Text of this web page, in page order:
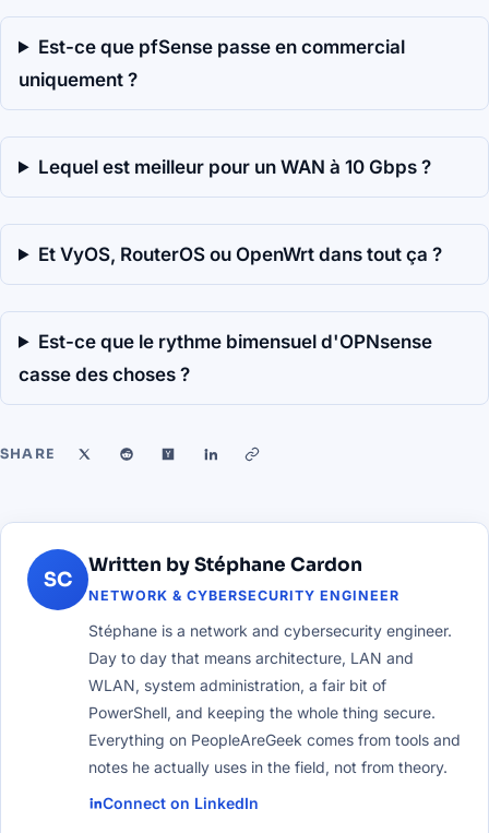
Est-ce que pfSense passe en commercial
uniquement ?
Lequel est meilleur pour un WAN à 10 Gbps ?
Et VyOS, RouterOS ou OpenWrt dans tout ça ?
Est-ce que le rythme bimensuel d'OPNsense
casse des choses ?
SHARE
SC
Written by Stéphane Cardon
NETWORK & CYBERSECURITY ENGINEER
Stéphane is a network and cybersecurity engineer.
Day to day that means architecture, LAN and
WLAN, system administration, a fair bit of
PowerShell, and keeping the whole thing secure.
Everything on PeopleAreGeek comes from tools and
notes he actually uses in the field, not from theory.
Connect on LinkedIn